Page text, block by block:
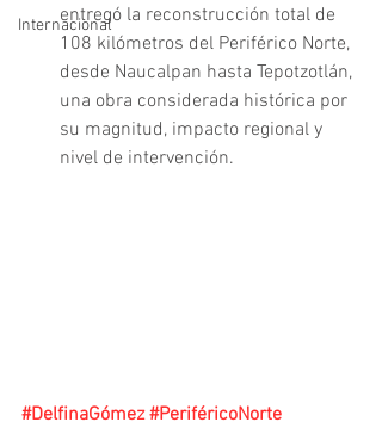
Internacional
entregó la reconstrucción total de
108 kilómetros del Periférico Norte,
desde Naucalpan hasta Tepotzotlán,
una obra considerada histórica por
su magnitud, impacto regional y
nivel de intervención.
#DelfinaGómez #PeriféricoNorte